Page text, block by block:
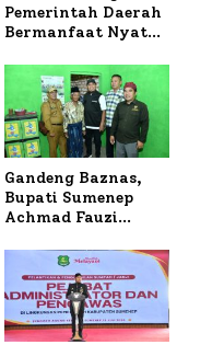
Pemerintah Daerah
Bermanfaat Nyata
Bupati Sumenep
Tinjau Langsung
Budidaya Lele dan
Ayam Petelur di
Desa Bataal Timur
Gandeng Baznas,
Bupati Sumenep
Achmad Fauzi
Serahkan Bantuan
Bedah RTLH di Dua
Kecamatan